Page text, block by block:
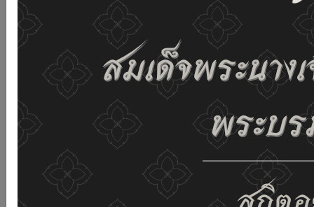
02-659-6811 saraban@dop.mail.go.th
Change display settings
CCC